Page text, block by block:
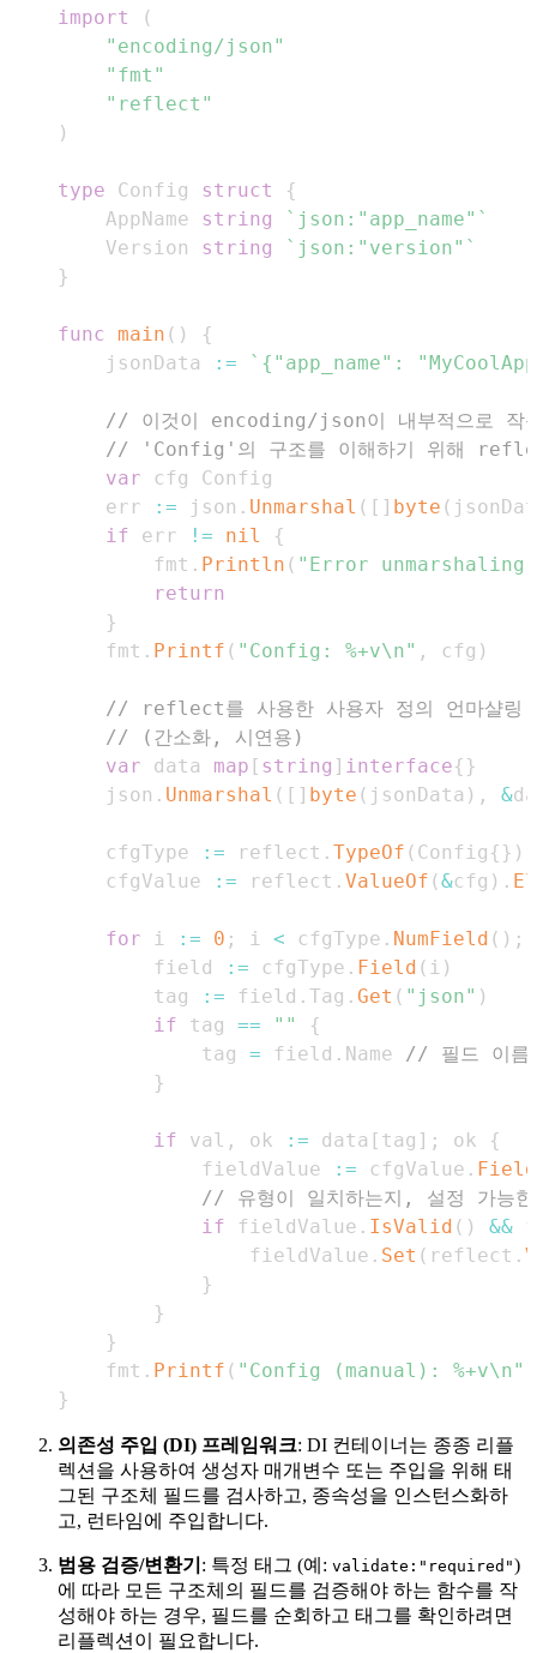
import
(
"encoding/json"
"fmt"
"reflect"
)
type Config struct
{
	AppName
string
`json:"app_name"`
	Version
string
`json:"version"`
}
func main ( )
{
	jsonData
:= `{"app_name":
// 이것이 encoding/json이 내부적으로 작
// 'Config'의 구조를 이해하기 위해
var
	err
:= json . Unmarshal ( [ ] byte (
if err != nil
{
		fmt
. Println ( "Error
return
}
	fmt
. Printf ( "Config: %+v\n" , cfg )
// reflect를 사용한 사용자 정의 언마샬링
// (간소화, 시연용)
var data map [ string ] interface{ }
	json
. Unmarshal ( [ ] byte ( jsonData ) , &
	cfgType
:= reflect . TypeOf ( Config { } )
	cfgValue
:= reflect . ValueOf (&cfg ) .
for i := 0 ; i < cfgType . NumField ( ) ;
		field
:= cfgType . Field ( i )
		tag
:= field . Tag . Get ( "json" )
if tag == ""
{
			tag
= field . Name // 필드 이름
}
if val , ok := data [ tag ] ; ok
{
			fieldValue
:= cfgValue . Field
// 유형이 일치하는지, 설정 가능
if fieldValue . IsValid ( ) &&
				fieldValue
. Set ( reflect .
}
}
}
	fmt
. Printf ( "Config (manual): %+v\n"
}
의존성 주입 (DI) 프레임워크: DI 컨테이너는 종종 리플
렉션을 사용하여 생성자 매개변수 또는 주입을 위해 태
그된 구조체 필드를 검사하고, 종속성을 인스턴스화하
고, 런타임에 주입합니다.
범용 검증/변환기 : 특정 태그 (예: validate:"required")
에 따라 모든 구조체의 필드를 검증해야 하는 함수를 작
성해야 하는 경우, 필드를 순회하고 태그를 확인하려면
리플렉션이 필요합니다.